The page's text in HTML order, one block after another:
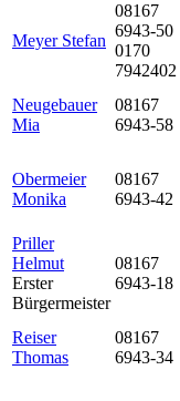
Meyer Stefan
08167
6943-50
0170
7942402
Neugebauer
Mia
08167
6943-58
Obermeier
Monika
08167
6943-42
Priller
Helmut
Erster
Bürgermeister
08167
6943-18
Reiser
Thomas
08167
6943-34